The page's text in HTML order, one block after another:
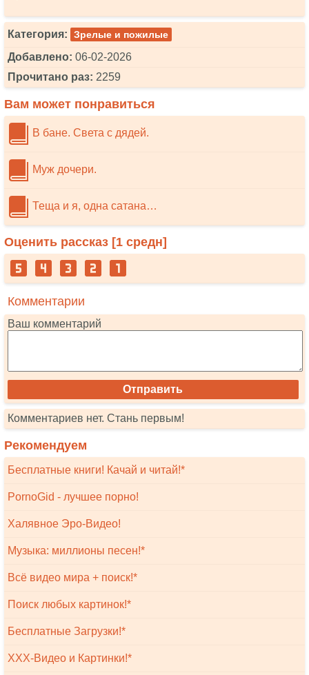
Категория: Зрелые и пожилые
Добавлено: 06-02-2026
Прочитано раз: 2259
Вам может понравиться
В бане. Света с дядей.
Муж дочери.
Теща и я, одна сатана…
Оценить рассказ [1 средн]
Комментарии
Ваш комментарий
Комментариев нет. Стань первым!
Рекомендуем
Бесплатные книги! Качай и читай!*
PornoGid - лучшее порно!
Халявное Эро-Видео!
Музыка: миллионы песен!*
Всё видео мира + поиск!*
Поиск любых картинок!*
Бесплатные Загрузки!*
XXX-Видео и Картинки!*